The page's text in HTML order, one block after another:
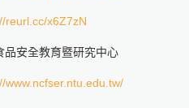
reurl.cc/x6Z7zN
品安全教育暨研究中心
www.ncfser.ntu.edu.tw/